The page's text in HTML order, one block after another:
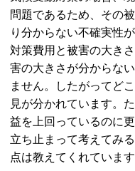
問題であるため、その
り分からない不確実性
対策費用と被害の大き
害の大きさが分からな
ません。したがってど
見が分かれています。
益を上回っているのに
立ち止まって考えてみ
点は教えてくれています